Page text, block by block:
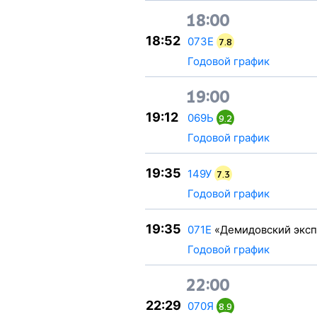
18:00
18:52 073Е 7.8
Годовой график
19:00
19:12 069Ь 9.2
Годовой график
19:35 149У 7.3
Годовой график
19:35 071Е «Демидовский
Годовой график
22:00
22:29 070Я 8.9